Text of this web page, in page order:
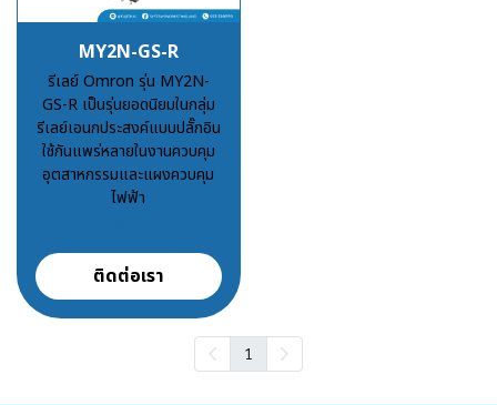
MY2N-GS-R
รีเลย์ Omron รุ่น MY2N-
GS-R เป็นรุ่นยอดนิยมในกลุ่ม
รีเลย์เอนกประสงค์แบบปลั๊กอิน
ใช้กันแพร่หลายในงานควบคุม
อุตสาหกรรมและแผงควบคุม
ไฟฟ้า
ติดต่อเรา
1